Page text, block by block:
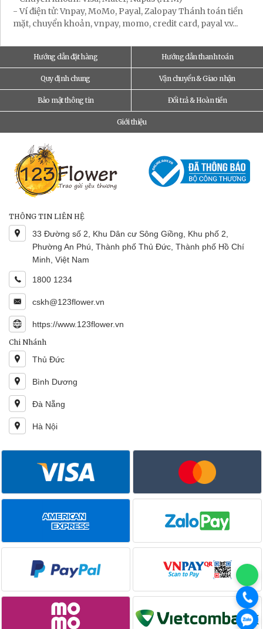
- Ví điện tử: Vnpay, MoMo, Payal, Zalopay Thánh toán tiền
mặt, chuyển khoản, vnpay, momo, credit card, payal v.v...
Hướng dẫn đặt hàng Hướng dẫn thanh toán
Quy định chung Vận chuyển & Giao nhận
Bảo mật thông tin Đổi trả & Hoàn tiền
Giới thiệu
THÔNG TIN LIÊN HỆ
33 Đường số 2, Khu Dân cư Sông Giồng, Khu phố 2,
Phường An Phú, Thành phố Thủ Đức, Thành phố Hồ Chí
Minh, Việt Nam
1800 1234
cskh@123flower.vn
https://www.123flower.vn
Chi Nhánh
Thủ Đức
Bình Dương
Đà Nẵng
Hà Nội